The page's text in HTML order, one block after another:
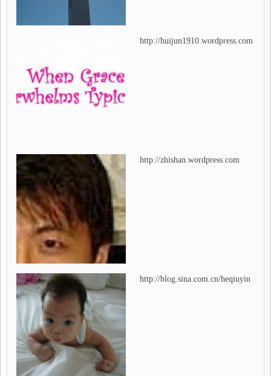
http://huijun1910.wordpress.com
http://zhishan.wordpress.com
http://blog.sina.com.cn/heqiuyin